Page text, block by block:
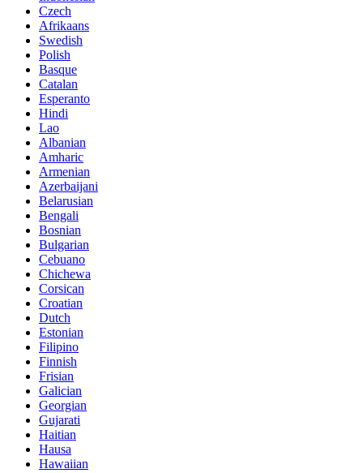
Czech
Afrikaans
Swedish
Polish
Basque
Catalan
Esperanto
Hindi
Lao
Albanian
Amharic
Armenian
Azerbaijani
Belarusian
Bengali
Bosnian
Bulgarian
Cebuano
Chichewa
Corsican
Croatian
Dutch
Estonian
Filipino
Finnish
Frisian
Galician
Georgian
Gujarati
Haitian
Hausa
Hawaiian